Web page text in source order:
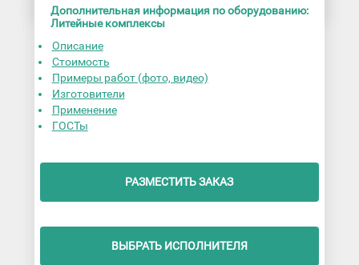
Дополнительная информация по оборудованию:
Литейные комплексы
Описание
Стоимость
Примеры работ (фото, видео)
Изготовители
Применение
ГОСТы
РАЗМЕСТИТЬ ЗАКАЗ
ВЫБРАТЬ ИСПОЛНИТЕЛЯ